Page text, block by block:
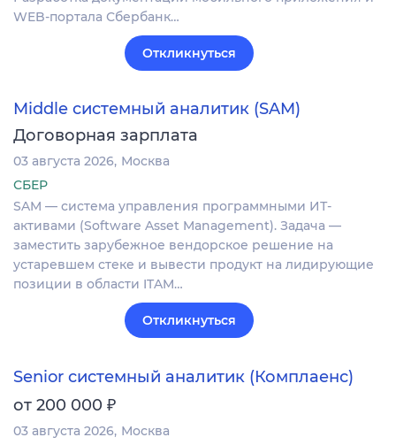
WEB-портала Сбербанк…
Откликнуться
Middle системный аналитик (SAM)
Договорная зарплата
03 августа 2026 Москва
СБЕР
SAM — система управления программными ИТ-
активами (Software Asset Management). Задача —
заместить зарубежное вендорское решение на
устаревшем стеке и вывести продукт на лидирующие
позиции в области ITAM…
Откликнуться
Senior системный аналитик (Комплаенс)
от 200 000 ₽
03 августа 2026 Москва